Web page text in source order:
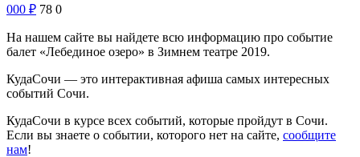
000 ₽ 78 0
На нашем сайте вы найдете всю информацию про событие
балет «Лебединое озеро» в Зимнем театре 2019.
КудаСочи — это интерактивная афиша самых интересных
событий Сочи.
КудаСочи в курсе всех событий, которые пройдут в Сочи.
Если вы знаете о событии, которого нет на сайте, сообщите
нам!